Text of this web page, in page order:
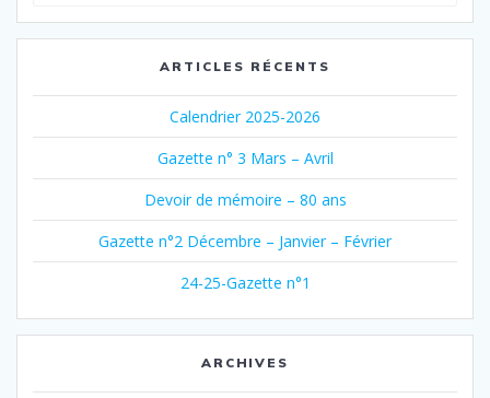
:
ARTICLES RÉCENTS
Calendrier 2025-2026
Gazette n° 3 Mars – Avril
Devoir de mémoire – 80 ans
Gazette n°2 Décembre – Janvier – Février
24-25-Gazette n°1
ARCHIVES